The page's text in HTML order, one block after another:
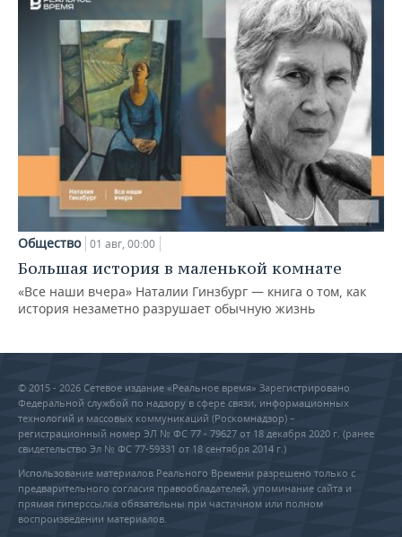
Общество 01 авг, 00:00
Большая история в маленькой комнате
«Все наши вчера» Наталии Гинзбург — книга о том, как
история незаметно разрушает обычную жизнь
© 2015 - 2026 Сетевое издание «Реальное время» Зарегистрировано
Федеральной службой по надзору в сфере связи, информационных
технологий и массовых коммуникаций (Роскомнадзор) –
регистрационный номер ЭЛ № ФС 77 - 79627 от 18 декабря 2020 г. (ранее
свидетельство Эл № ФС 77-59331 от 18 сентября 2014 г.)
Использование материалов Реального Времени разрешено только с
предварительного согласия правообладателей, упоминание сайта и
прямая гиперссылка обязательны при частичном или полном
воспроизведении материалов.